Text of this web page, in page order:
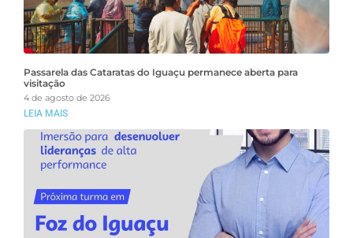
Passarela das Cataratas do Iguaçu permanece aberta para
visitação
4 de agosto de 2026
LEIA MAIS